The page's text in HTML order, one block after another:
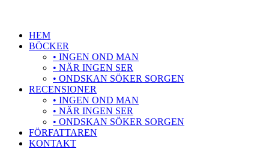
HEM
BÖCKER
• INGEN OND MAN
• NÄR INGEN SER
• ONDSKAN SÖKER SORGEN
RECENSIONER
• INGEN OND MAN
• NÄR INGEN SER
• ONDSKAN SÖKER SORGEN
FÖRFATTAREN
KONTAKT